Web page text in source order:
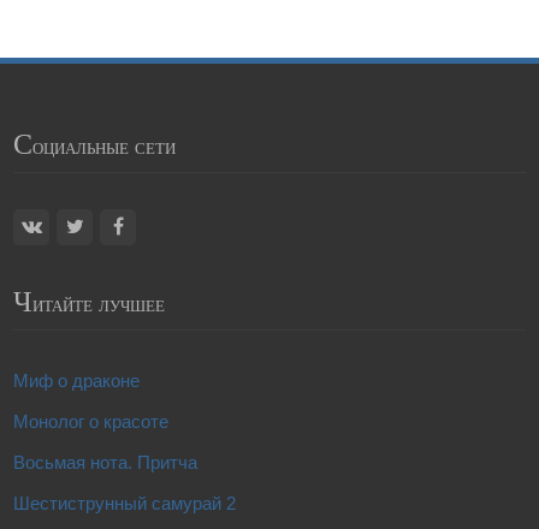
Социальные сети
Читайте лучшее
Миф о драконе
Монолог о красоте
Восьмая нота. Притча
Шестиструнный самурай 2